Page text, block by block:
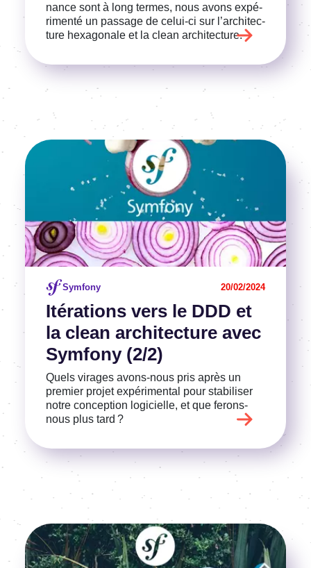
nance sont à long termes, nous avons expé­
ri­menté un passage de celui-ci sur l’ar­chi­tec­
ture hexa­go­nale et la clean archi­tec­ture.
Itéra­tions vers le DDD et
la clean archi­tec­ture avec
Symfony (2/2)
Symfony 20/02/2024
Quels virages avons-nous pris après un
premier projet expé­ri­men­tal pour stabi­li­ser
notre concep­tion logi­cielle, et que ferons-
nous plus tard ?
Voir l'article
Image
Voir l'article
Image